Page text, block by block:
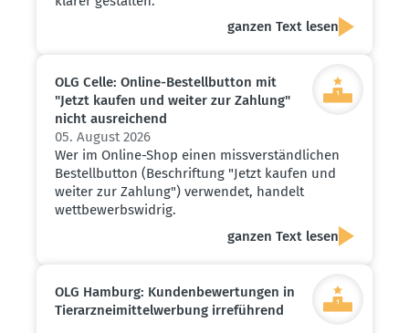
ganzen Text lesen
OLG Celle: Online-Bestell­button mit
"Jetzt kaufen und weiter zur Zahlung"
nicht ausrei­chend
05. August 2026
Wer im Online-Shop einen missverständlichen
Bestellbutton (Beschriftung "Jetzt kaufen und
weiter zur Zahlung") verwendet, handelt
wettbewerbswidrig.
ganzen Text lesen
OLG Hamburg: Kunden­be­wer­tungen in
Tierarz­nei­mit­tel­werbung irreführend